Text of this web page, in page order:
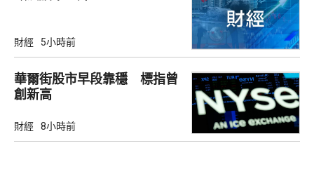
財經 5小時前
華爾街股市早段靠穩 標指曾
創新高
財經 8小時前